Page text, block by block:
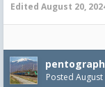
Edited August 20,
Posted August